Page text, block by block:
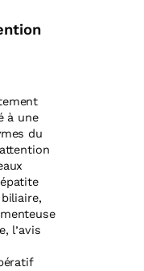
à une
du
l’avis